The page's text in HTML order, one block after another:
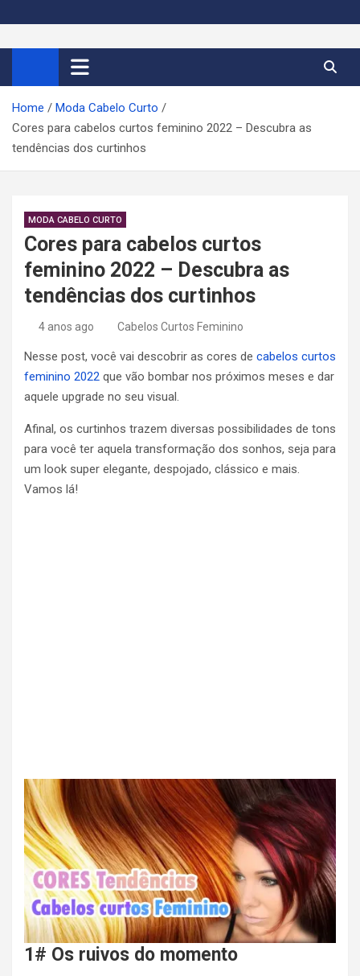
i
t
n
Cortes de Cabelo Curto
Feminino 2026
Moda e tendências dos cabelos curtos femininos 2026
Home
Moda Cabelo Curto
Cores para cabelos curtos feminino 2022 – Descubra as
tendências dos curtinhos
MODA CABELO CURTO
Cores para cabelos curtos
feminino 2022 – Descubra as
tendências dos curtinhos
4 anos ago Cabelos Curtos Feminino
Nesse post, você vai descobrir as cores de cabelos curtos
feminino 2022 que vão bombar nos próximos meses e dar
aquele upgrade no seu visual.
Afinal, os curtinhos trazem diversas possibilidades de tons
para você ter aquela transformação dos sonhos, seja para
um look super elegante, despojado, clássico e mais.
Vamos lá!
1# Os ruivos do momento